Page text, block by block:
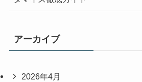
アーカイブ
2026年4月